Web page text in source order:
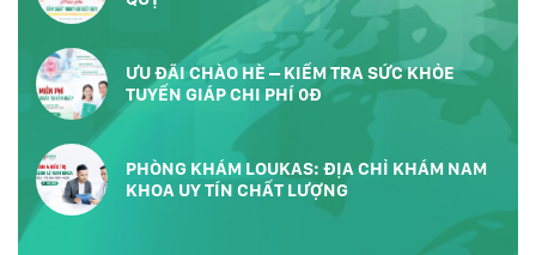
ƯU ĐÃI CHÀO HÈ – KIỂM TRA SỨC KHỎE
TUYẾN GIÁP CHI PHÍ 0Đ
PHÒNG KHÁM LOUKAS: ĐỊA CHỈ KHÁM NAM
KHOA UY TÍN CHẤT LƯỢNG